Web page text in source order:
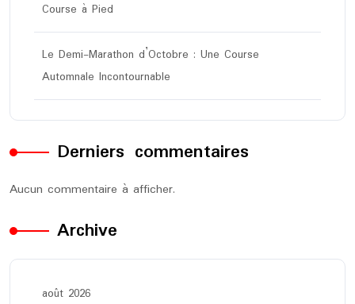
Course à Pied
Le Demi-Marathon d’Octobre : Une Course
Automnale Incontournable
Derniers commentaires
Aucun commentaire à afficher.
Archive
août 2026